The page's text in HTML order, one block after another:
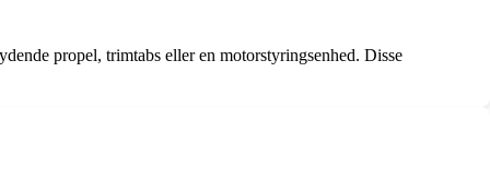
propel, trimtabs eller en motorstyringsenhed. Disse